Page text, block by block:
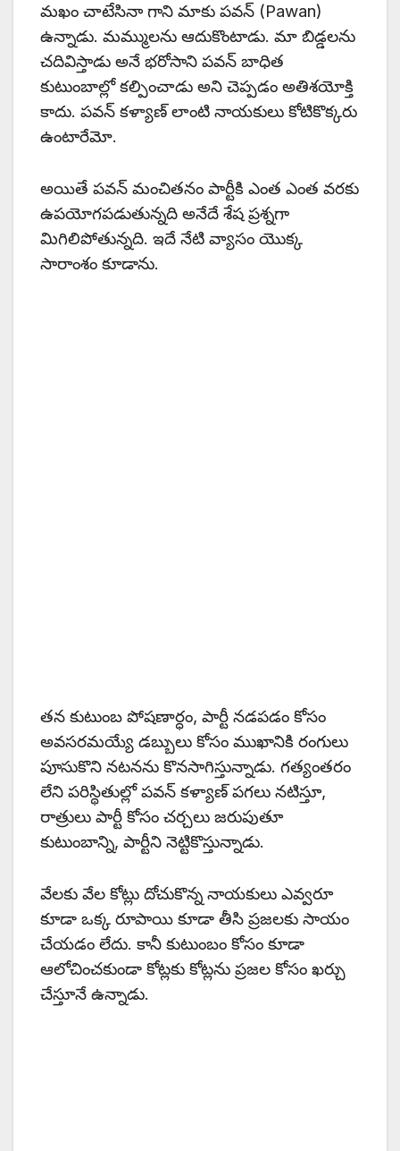
మఖం చాటేసినా గాని మాకు పవన్ (Pawan)
ఉన్నాడు. మమ్ములను ఆదుకొంటాడు. మా బిడ్డలను
చదివిస్తాడు అనే భరోసాని పవన్ బాధిత
కుటుంబాల్లో కల్పించాడు అని చెప్పడం అతిశయోక్తి
కాదు. పవన్ కళ్యాణ్ లాంటి నాయకులు కోటికొక్కరు
ఉంటారేమో.
అయితే పవన్ మంచితనం పార్టీకి ఎంత ఎంత వరకు
ఉపయోగపడుతున్నది అనేదే శేష ప్రశ్నగా
మిగిలిపోతున్నది. ఇదే నేటి వ్యాసం యొక్క
సారాంశం కూడాను.
తన కుటుంబ పోషణార్ధం, పార్టీ నడపడం కోసం
అవసరమయ్యే డబ్బులు కోసం ముఖానికి రంగులు
పూసుకొని నటనను కొనసాగిస్తున్నాడు. గత్యంతరం
లేని పరిస్థితుల్లో పవన్ కళ్యాణ్ పగలు నటిస్తూ,
రాత్రులు పార్టీ కోసం చర్చలు జరుపుతూ
కుటుంబాన్ని, పార్టీని నెట్టికొస్తున్నాడు.
వేలకు వేల కోట్లు దోచుకొన్న నాయకులు ఎవ్వరూ
కూడా ఒక్క రూపాయి కూడా తీసి ప్రజలకు సాయం
చేయడం లేదు. కానీ కుటుంబం కోసం కూడా
ఆలోచించకుండా కోట్లకు కోట్లను ప్రజల కోసం ఖర్చు
చేస్తూనే ఉన్నాడు.